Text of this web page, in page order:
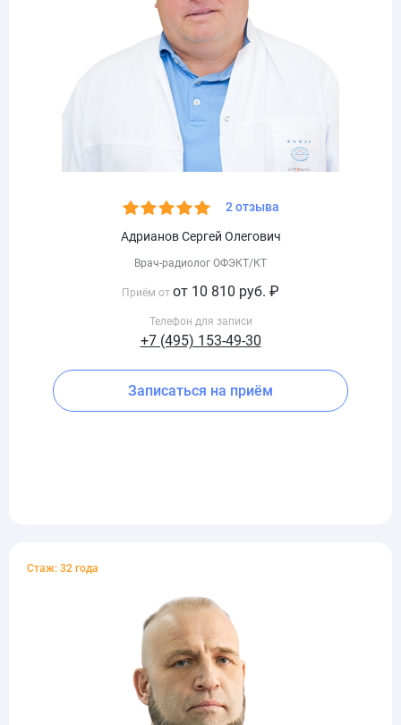
2 отзыва
Адрианов Сергей Олегович
Врач-радиолог ОФЭКТ/КТ
Приём от от 10 810 руб. ₽
Телефон для записи
+7 (495) 153-49-30
Записаться на приём
Стаж: 32 года